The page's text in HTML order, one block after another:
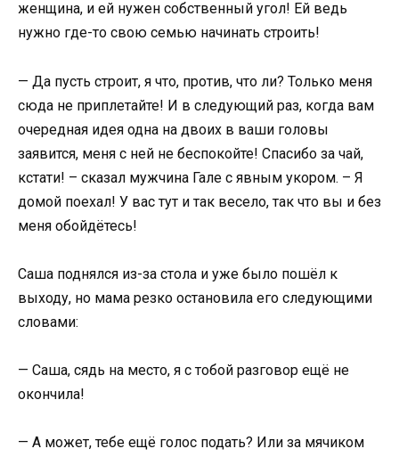
женщина, и ей нужен собственный угол! Ей ведь
нужно где-то свою семью начинать строить!
— Да пусть строит, я что, против, что ли? Только меня
сюда не приплетайте! И в следующий раз, когда вам
очередная идея одна на двоих в ваши головы
заявится, меня с ней не беспокойте! Спасибо за чай,
кстати! – сказал мужчина Гале с явным укором. – Я
домой поехал! У вас тут и так весело, так что вы и без
меня обойдётесь!
Саша поднялся из-за стола и уже было пошёл к
выходу, но мама резко остановила его следующими
словами:
— Саша, сядь на место, я с тобой разговор ещё не
окончила!
— А может, тебе ещё голос подать? Или за мячиком